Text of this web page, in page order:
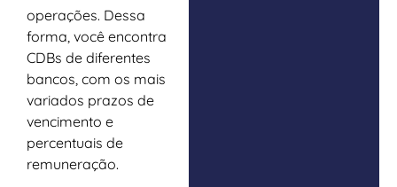
operações. Dessa
forma, você encontra
CDBs de diferentes
bancos, com os mais
variados prazos de
vencimento e
percentuais de
remuneração.